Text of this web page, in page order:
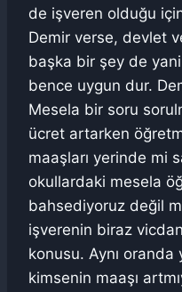
de işveren olduğu
Demir verse, devlet
başka bir şey de
bence uygun dur.
Mesela bir soru
ücret artarken
maaşları yerinde mi
okullardaki mesela
bahsediyoruz değil
işverenin biraz
konusu. Aynı
kimsenin maaşı